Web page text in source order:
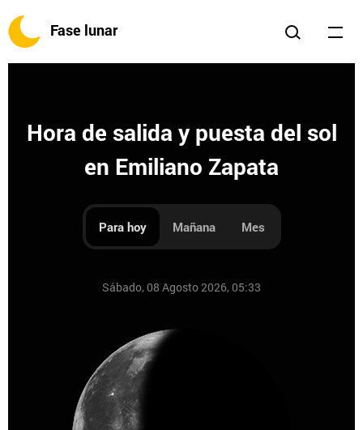
Fase lunar
Hora de salida y puesta del sol
en Emiliano Zapata
Para hoy Mañana Mes
Sábado, 08 Agosto 2026, 05:33